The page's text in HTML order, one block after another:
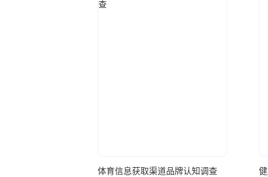
体育信息获取渠道品牌认知调查